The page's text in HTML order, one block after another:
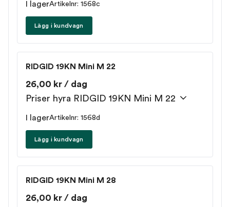
I lagerArtikelnr: 1568c
Lägg i kundvagn
RIDGID 19KN Mini M 22
26,00 kr / dag
Priser hyra RIDGID 19KN Mini M 22
I lagerArtikelnr: 1568d
Lägg i kundvagn
RIDGID 19KN Mini M 28
26,00 kr / dag